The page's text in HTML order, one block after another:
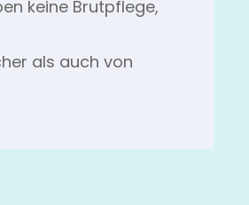
keine Brutpflege,
als auch von